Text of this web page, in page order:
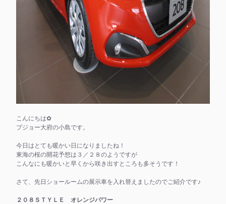
こんにちは✿
プジョー大府の小島です。
今日はとても暖かい日になりましたね！
東海の桜の開花予想は３／２８のようですが
こんなにも暖かいと早くから咲き出すところも多そうです！
さて、先日ショールームの展示車を入れ替えましたのでご紹介です♪
２０８ＳＴＹＬＥ オレンジパワー